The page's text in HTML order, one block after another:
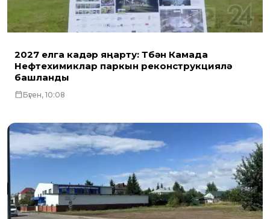
2027 елга кадәр яңарту: Түбән Камада
Нефтехимиклар паркын реконструкцияләү
башланды
Бүген, 10:08